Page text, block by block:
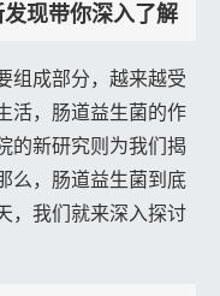
现带你深入了解
组成部分，越来越受
活，肠道益生菌的作
的新研究则为我们揭
么，肠道益生菌到底
，我们就来深入探讨